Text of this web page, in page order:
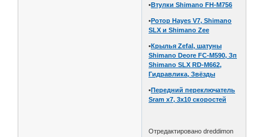
•Втулки Shimano FH-M756
•Ротор Hayes V7, Shimano
SLX и Shimano Zee
•Крылья Zefal, шатуны
Shimano Deore FC-M590, Зп
Shimano SLX RD-M662,
Гидравлика, Звёзды
•Передний переключатель
Sram x7, 3х10 скоростей
Отредактировано dreddimon